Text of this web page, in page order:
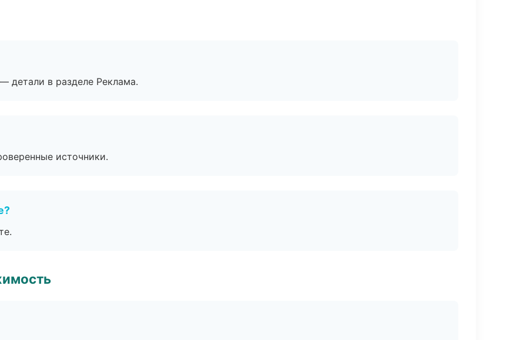
детали в разделе Реклама.
источники.